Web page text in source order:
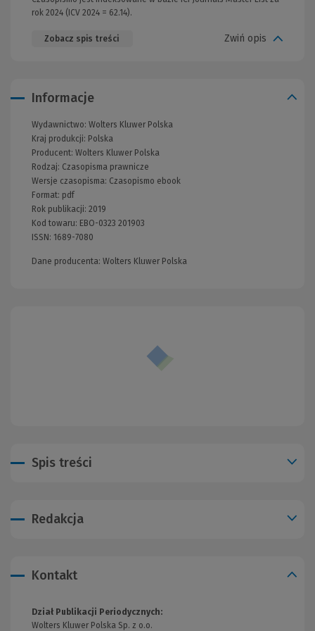
rok 2024 (ICV 2024 = 62.14).
Zobacz spis treści Zwiń opis
Informacje
Wydawnictwo: Wolters Kluwer Polska
Kraj produkcji: Polska
Producent: Wolters Kluwer Polska
Rodzaj: Czasopisma prawnicze
Wersje czasopisma: Czasopismo ebook
Format: pdf
Rok publikacji: 2019
Kod towaru: EBO-0323 201903
ISSN: 1689-7080
Dane producenta: Wolters Kluwer Polska
Spis treści
Redakcja
Kontakt
Dział Publikacji Periodycznych:
Wolters Kluwer Polska Sp. z o.o.